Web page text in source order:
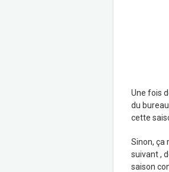
Une fois
du
cette
Sinon, ça
suivant ,
saison